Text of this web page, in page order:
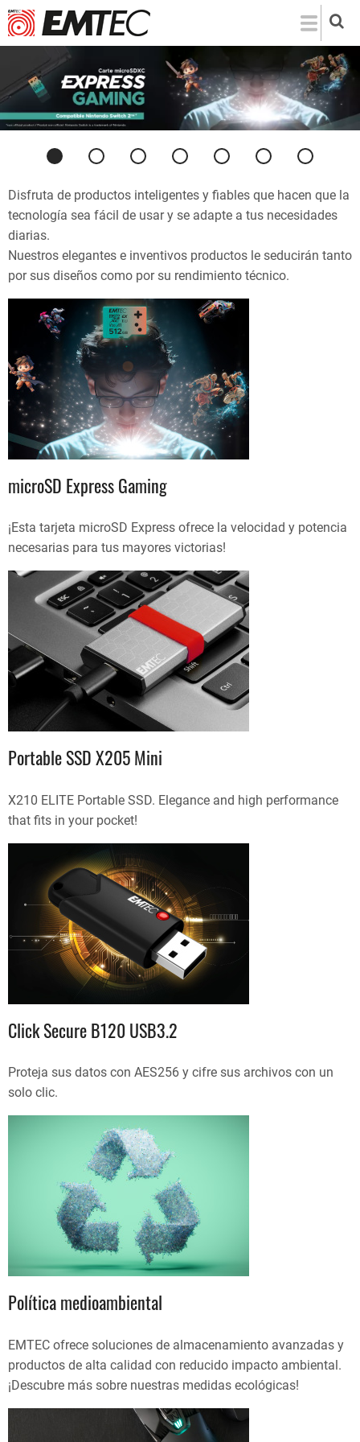
Pasar
al
contenido
principal
Anterior
Siguiente
Disfruta de productos inteligentes y fiables que hacen que la
tecnología sea fácil de usar y se adapte a tus necesidades
diarias.
Nuestros elegantes e inventivos productos le seducirán tanto
por sus diseños como por su rendimiento técnico.
microSD Express Gaming
¡Esta tarjeta microSD Express ofrece la velocidad y potencia
necesarias para tus mayores victorias!
Portable SSD X205 Mini
X210 ELITE Portable SSD. Elegance and high performance
that fits in your pocket!
Click Secure B120 USB3.2
Proteja sus datos con AES256 y cifre sus archivos con un
solo clic.
Política medioambiental
EMTEC ofrece soluciones de almacenamiento avanzadas y
productos de alta calidad con reducido impacto ambiental.
¡Descubre más sobre nuestras medidas ecológicas!